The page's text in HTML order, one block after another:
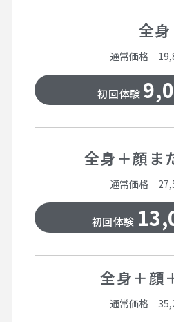
全身
通常価格
初回体験
全身＋顔ま
通常価格
初回体験
全身＋顔
通常価格